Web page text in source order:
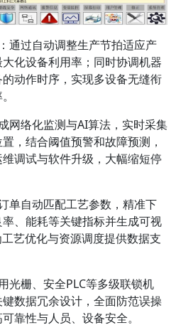
通过自动调整生产节拍适应产
化设备利用率；同时协调机器
动作时序，实现多设备无缝衔
网络化监测与AI算法，实时采集
，结合阈值预警和故障预测，
调试与软件升级，大幅缩短停
单自动匹配工艺参数，精准下
、能耗等关键指标并生成可视
艺优化与资源调度提供数据支
光栅、安全PLC等多级联锁机
数据冗余设计，全面防范误操
靠性与人员、设备安全。